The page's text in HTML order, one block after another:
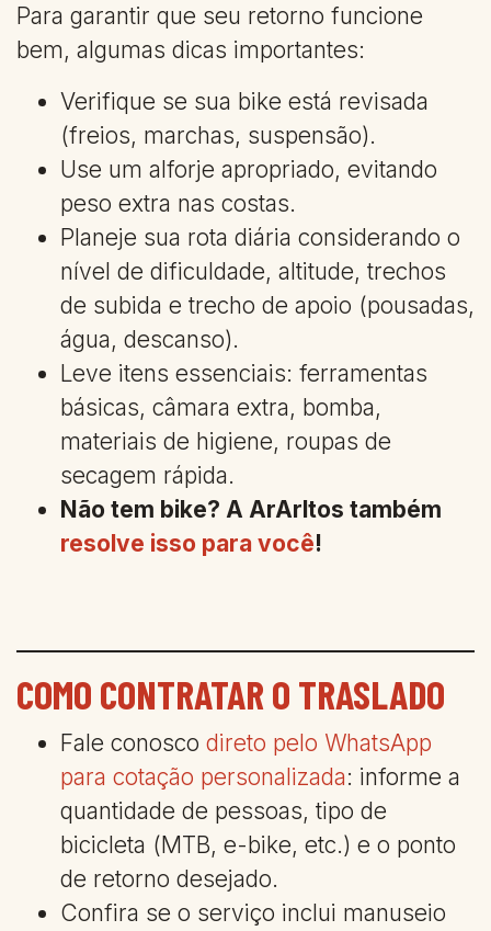
Para garantir que seu retorno funcione
bem, algumas dicas importantes:
Verifique se sua bike está revisada
(freios, marchas, suspensão).
Use um alforje apropriado, evitando
peso extra nas costas.
Planeje sua rota diária considerando o
nível de dificuldade, altitude, trechos
de subida e trecho de apoio (pousadas,
água, descanso).
Leve itens essenciais: ferramentas
básicas, câmara extra, bomba,
materiais de higiene, roupas de
secagem rápida.
Não tem bike? A ArArltos também
resolve isso para você!
COMO CONTRATAR O TRASLADO
Fale conosco direto pelo WhatsApp
para cotação personalizada: informe a
quantidade de pessoas, tipo de
bicicleta (MTB, e-bike, etc.) e o ponto
de retorno desejado.
Confira se o serviço inclui manuseio